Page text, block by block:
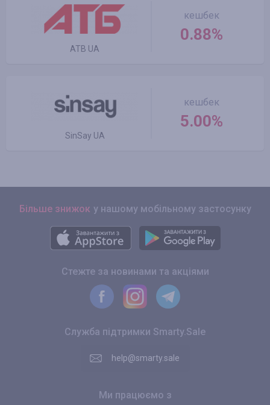
ATB UA
кешбек
0.88%
SinSay UA
кешбек
5.00%
Більше знижок у нашому мобільному застосунку
Стежте за новинами та акціями
Служба підтримки Smarty.Sale
help@smarty.sale
Ми працюємо з